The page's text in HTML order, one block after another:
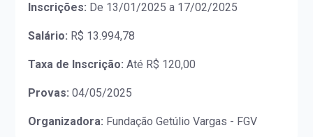
Inscrições: De 13/01/2025 a 17/02/2025
Salário: R$ 13.994,78
Taxa de Inscrição: Até R$ 120,00
Provas: 04/05/2025
Organizadora: Fundação Getúlio Vargas - FGV